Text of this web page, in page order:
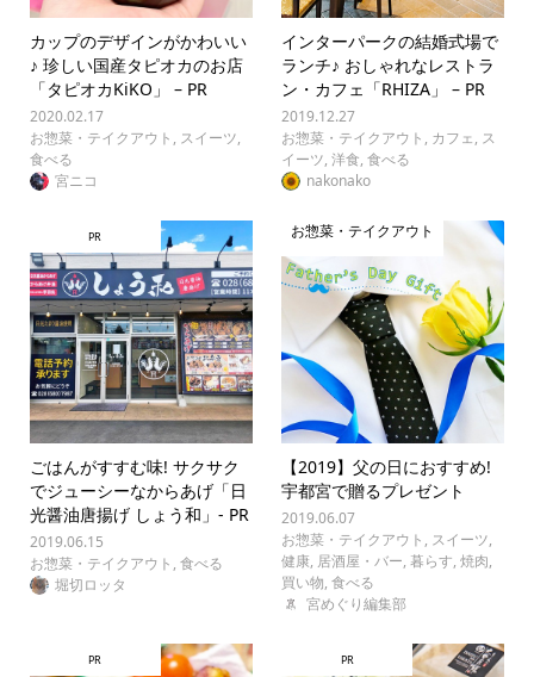
カップのデザインがかわいい
♪ 珍しい国産タピオカのお店
「タピオカKiKO」 – PR
2020.02.17
お惣菜・テイクアウト , スイーツ,
食べる
宮ニコ
インターパークの結婚式場で
ランチ♪ おしゃれなレストラ
ン・カフェ「RHIZA」 – PR
2019.12.27
お惣菜・テイクアウト , カフェ, ス
イーツ,洋食,食べる
nakonako
PR
ごはんがすすむ味! サクサク
でジューシーなからあげ「日
光醤油唐揚げ しょう和」- PR
2019.06.15
お惣菜・テイクアウト , 食べる
堀切ロッタ
お惣菜・テイクアウト
【2019】父の日におすすめ!
宇都宮で贈るプレゼント
2019.06.07
お惣菜・テイクアウト , スイーツ,
健康, 居酒屋・バー,暮らす,焼肉,
買い物,食べる
宮めぐり編集部
PR PR